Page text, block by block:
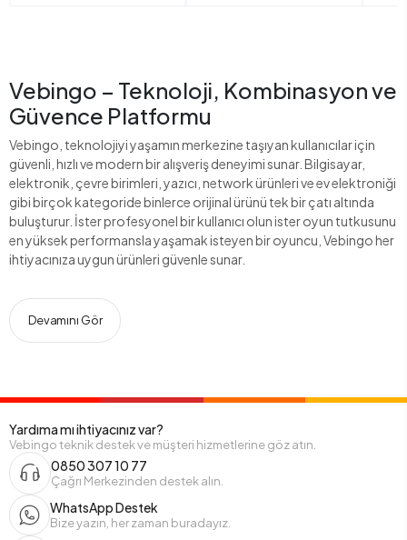
Vebingo – Teknoloji, Kombinasyon ve
Güvence Platformu
Vebingo, teknolojiyi yaşamın merkezine taşıyan kullanıcılar için
güvenli, hızlı ve modern bir alışveriş deneyimi sunar. Bilgisayar,
elektronik, çevre birimleri, yazıcı, network ürünleri ve ev elektroniği
gibi birçok kategoride binlerce orijinal ürünü tek bir çatı altında
buluşturur. İster profesyonel bir kullanıcı olun ister oyun tutkusunu
en yüksek performansla yaşamak isteyen bir oyuncu, Vebingo her
ihtiyacınıza uygun ürünleri güvenle sunar.
Devamını Gör
Yardıma mı ihtiyacınız var?
Vebingo teknik destek ve müşteri hizmetlerine göz atın.
0850 307 10 77
Çağrı Merkezinden destek alın.
WhatsApp Destek
Bize yazın, her zaman buradayız.